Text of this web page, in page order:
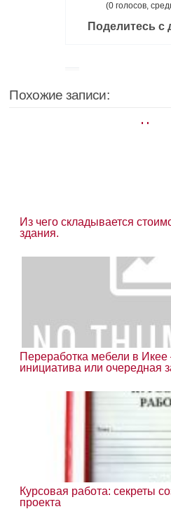
(0 голосов,
Поделитесь с
Похожие записи:
Из чего складывается
здания.
Переработка мебели в
инициатива или очередная
Курсовая работа: секреты
проекта